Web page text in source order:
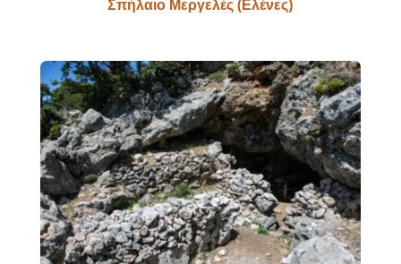
Σπήλαιο Μεργελές (Ελένες)